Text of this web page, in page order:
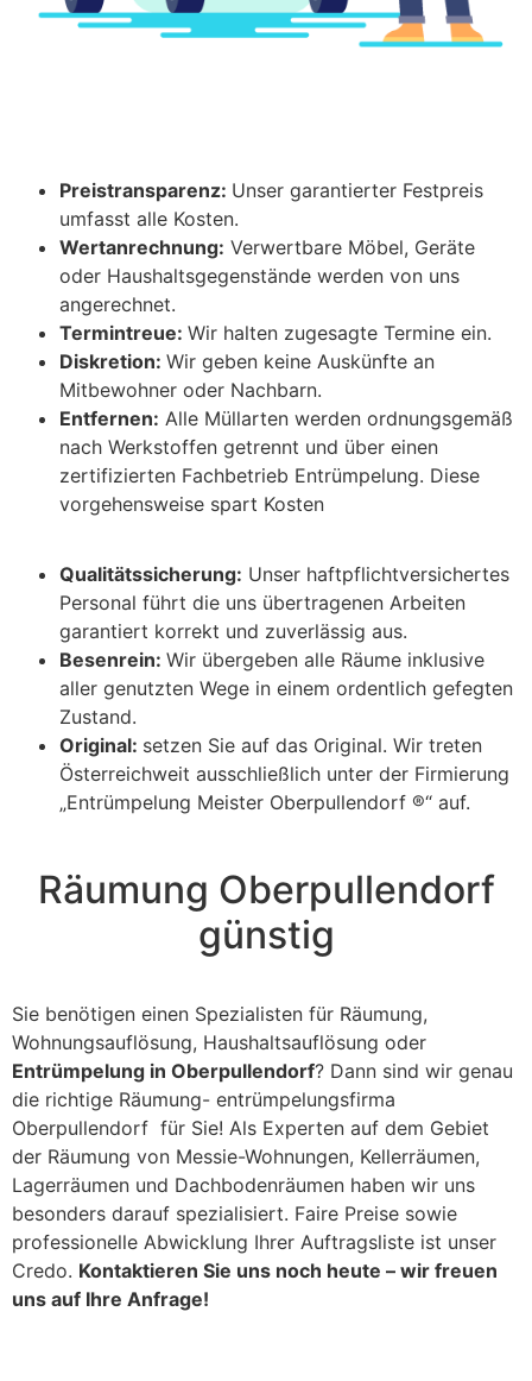
Preistransparenz: Unser garantierter Festpreis
umfasst alle Kosten.
Wertanrechnung: Verwertbare Möbel, Geräte
oder Haushaltsgegenstände werden von uns
angerechnet.
Termintreue: Wir halten zugesagte Termine ein.
Diskretion: Wir geben keine Auskünfte an
Mitbewohner oder Nachbarn.
Entfernen: Alle Müllarten werden ordnungsgemäß
nach Werkstoffen getrennt und über einen
zertifizierten Fachbetrieb Entrümpelung. Diese
vorgehensweise spart Kosten
Qualitätssicherung: Unser haftpflichtversichertes
Personal führt die uns übertragenen Arbeiten
garantiert korrekt und zuverlässig aus.
Besenrein: Wir übergeben alle Räume inklusive
aller genutzten Wege in einem ordentlich gefegten
Zustand.
Original: setzen Sie auf das Original. Wir treten
Österreichweit ausschließlich unter der Firmierung
„Entrümpelung Meister Oberpullendorf ®“ auf.
Räumung Oberpullendorf
günstig
Sie benötigen einen Spezialisten für Räumung,
Wohnungsauflösung, Haushaltsauflösung oder
Entrümpelung in Oberpullendorf? Dann sind wir genau
die richtige Räumung- entrümpelungsfirma
Oberpullendorf für Sie! Als Experten auf dem Gebiet
der Räumung von Messie-Wohnungen, Kellerräumen,
Lagerräumen und Dachbodenräumen haben wir uns
besonders darauf spezialisiert. Faire Preise sowie
professionelle Abwicklung Ihrer Auftragsliste ist unser
Credo. Kontaktieren Sie uns noch heute – wir freuen
uns auf Ihre Anfrage!